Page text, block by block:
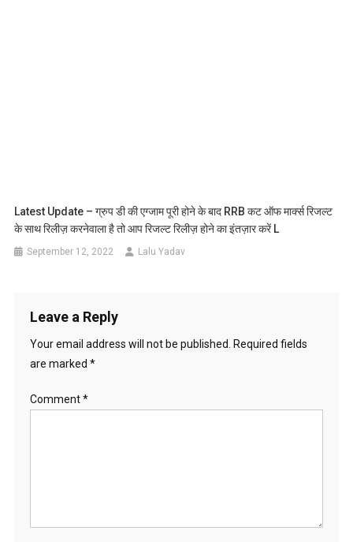
Latest Update – ग्रुप डी की एग्जाम पूरी होने के बाद RRB कट ऑफ मार्क्स रिजल्ट
के साथ रिलीज़ करनेवाला है तो आप रिजल्ट रिलीज़ होने का इंतज़ार करें L
September 12, 2022 Lalu Yadav
Leave a Reply
Your email address will not be published.
Required fields
are marked *
Comment*